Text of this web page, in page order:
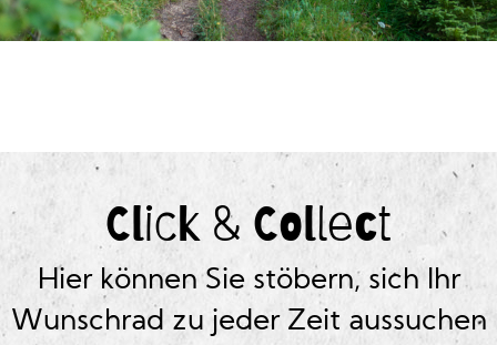
Click & Collect
Hier können Sie stöbern, sich Ihr
Wunschrad zu jeder Zeit aussuchen